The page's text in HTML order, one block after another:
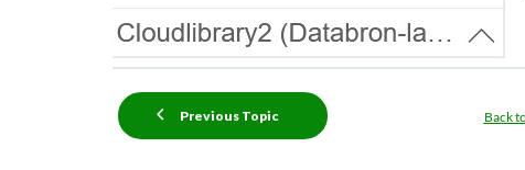
Previous Topic Back